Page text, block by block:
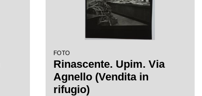
FOTO
Rinascente. Upim. Via
Agnello (Vendita in
rifugio)